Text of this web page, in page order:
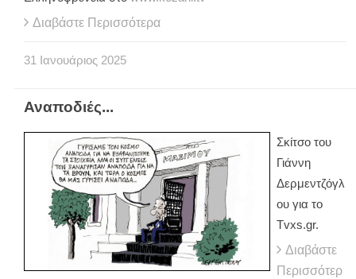
Διαβάστε Περισσότερα
31 Ιανουάριος 2025
Αναποδιές...
Σκίτσο του
Γιάννη
Δερμεντζόγλ
ου για το
Tvxs.gr.
Διαβάστε
Περισσότερ